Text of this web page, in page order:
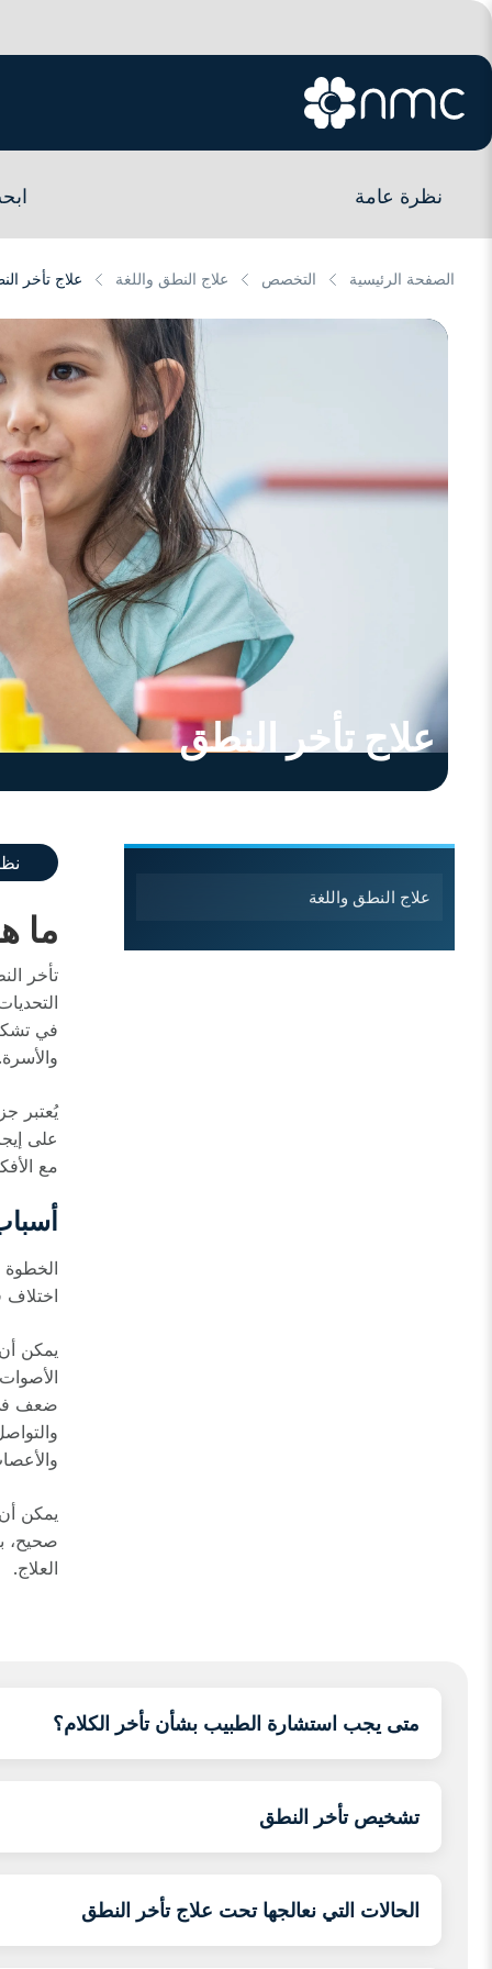
نظرة عامة
الصفحة الرئيسية التخصص علاج النطق واللغة علاج تأخر
علاج تأخر النطق
علاج النطق واللغة
ما
تأخر
في
يُعتبر
على
مع
الخطوة
اختلاف
يمكن
ضعف في
يمكن
صحيح،
العلاج.
متى يجب استشارة الطبيب بشأن تأخر الكلام؟
تشخيص تأخر النطق
الحالات التي نعالجها تحت علاج تأخر النطق